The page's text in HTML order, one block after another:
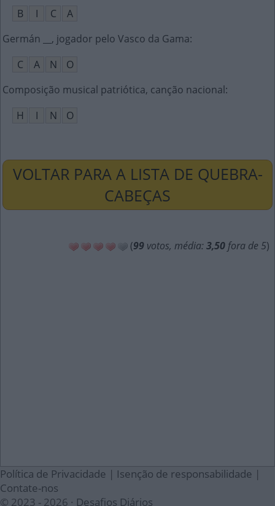
B
I C
A
Germán __, jogador pelo Vasco da Gama:
C
A N
O
Composição musical patriótica, canção nacional:
H
I N O
VOLTAR PARA A LISTA DE QUEBRA-
CABEÇAS
(99 votos, média: 3,50 fora de 5)
Política de Privacidade | Isenção de responsabilidade |
Contate-nos
© 2023 - 2026 · Desafios Diários